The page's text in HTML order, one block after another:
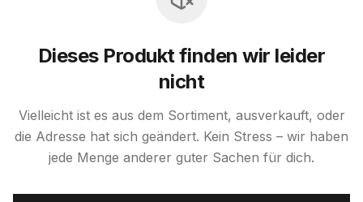
Dieses Produkt finden wir leider
nicht
Vielleicht ist es aus dem Sortiment, ausverkauft, oder
die Adresse hat sich geändert. Kein Stress – wir haben
jede Menge anderer guter Sachen für dich.